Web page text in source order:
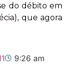
do débito em
que agora
9:26 am